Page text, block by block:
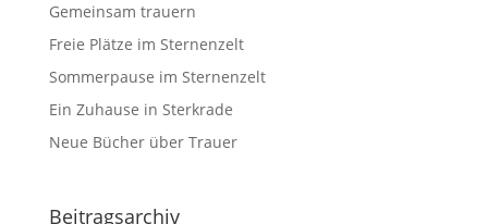
Gemeinsam trauern
Freie Plätze im Sternenzelt
Sommerpause im Sternenzelt
Ein Zuhause in Sterkrade
Neue Bücher über Trauer
Beitragsarchiv